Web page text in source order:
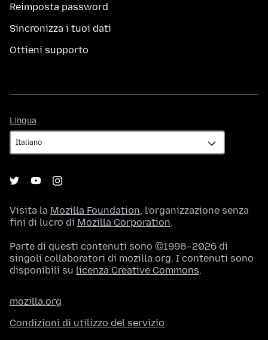
Reimposta password
Sincronizza i tuoi dati
Ottieni supporto
Lingua
Visita la Mozilla Foundation, l’organizzazione senza
fini di lucro di Mozilla Corporation.
Parte di questi contenuti sono ©1998–2026 di
singoli collaboratori di mozilla.org. I contenuti sono
disponibili su licenza Creative Commons.
mozilla.org
Condizioni di utilizzo del servizio